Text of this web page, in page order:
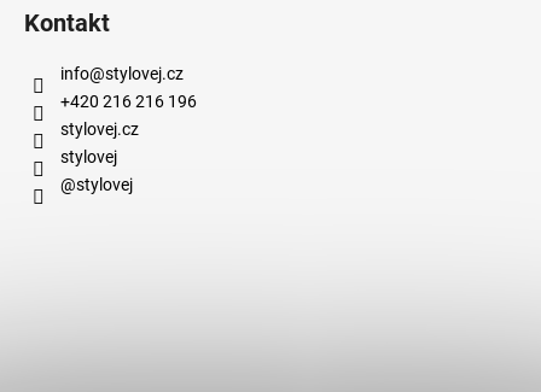
Kontakt
info@stylovej.cz
+420 216 216 196
stylovej.cz
stylovej
@stylovej